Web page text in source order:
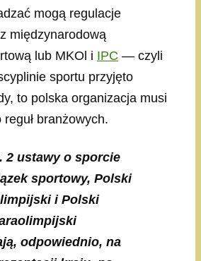
mogą regulacje
międzynarodową
lub MKOl i IPC — czyli
sportu przyjęto
to polska organizacja musi
branżowych.
2 ustawy o sporcie
sportowy, Polski
i Polski
odpowiednio, na